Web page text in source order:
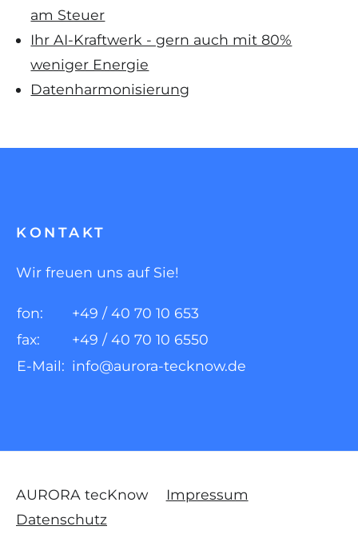
am Steuer
Ihr AI-Kraftwerk - gern auch mit 80%
weniger Energie
Datenharmonisierung
KONTAKT
Wir freuen uns auf Sie!
fon:
+49 / 40 70 10 653
fax:
+49 / 40 70 10 6550
E-Mail: info@aurora-tecknow.de
AURORA tecKnow
Impressum
Datenschutz